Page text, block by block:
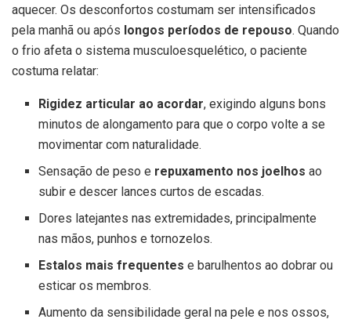
aquecer. Os desconfortos costumam ser intensificados
pela manhã ou após longos períodos de repouso. Quando
o frio afeta o sistema musculoesquelético, o paciente
costuma relatar:
Rigidez articular ao acordar, exigindo alguns bons
minutos de alongamento para que o corpo volte a se
movimentar com naturalidade.
Sensação de peso e repuxamento nos joelhos ao
subir e descer lances curtos de escadas.
Dores latejantes nas extremidades, principalmente
nas mãos, punhos e tornozelos.
Estalos mais frequentes e barulhentos ao dobrar ou
esticar os membros.
Aumento da sensibilidade geral na pele e nos ossos,